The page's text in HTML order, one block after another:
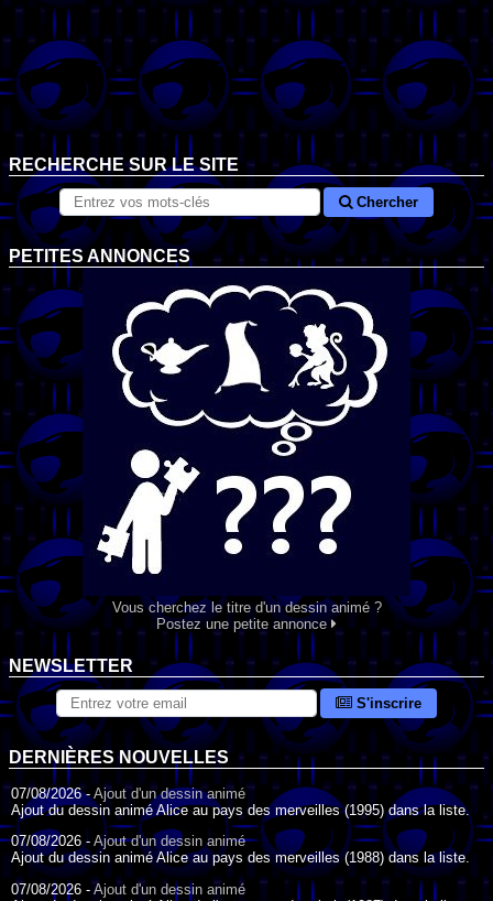
RECHERCHE SUR LE SITE
Chercher
PETITES ANNONCES
Vous cherchez le titre d'un dessin animé ?
Postez une petite annonce
NEWSLETTER
S'inscrire
DERNIÈRES NOUVELLES
07/08/2026 - Ajout d'un dessin animé
Ajout du dessin animé Alice au pays des merveilles (1995) dans la liste.
07/08/2026 - Ajout d'un dessin animé
Ajout du dessin animé Alice au pays des merveilles (1988) dans la liste.
07/08/2026 - Ajout d'un dessin animé